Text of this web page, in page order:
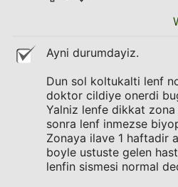
Ayni durumdayiz.
Dun sol koltukalti lenf
doktor cildiye onerdi
Yalniz lenfe dikkat
sonra lenf inmezse
Zonaya ilave 1 haftadir
boyle ustuste gelen
lenfin sismesi normal